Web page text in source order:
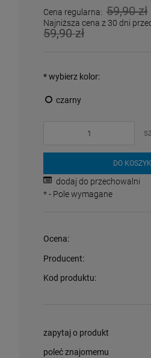
Cena regularna: 59,90 zł
Najniższa cena z 30 dni
59,90 zł
*wybierz kolor:
czarny
DO
dodaj do przechowalni
*- Pole wymagane
Ocena:
Producent:
Kod produktu:
zapytaj o produkt
poleć znajomemu